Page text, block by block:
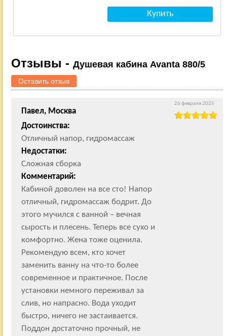
Отзывы - Душевая кабина Avanta 880/5
Оставить отзыв
Павел, Москва
Достоинства:
Отличный напор, гидромассаж
Недостатки:
Сложная сборка
Комментарий:
Кабиной доволен на все сто! Напор
отличный, гидромассаж бодрит. До
этого мучился с ванной – вечная
сырость и плесень. Теперь все сухо и
комфортно. Жена тоже оценила.
Рекомендую всем, кто хочет
заменить ванну на что-то более
современное и практичное. После
установки немного переживал за
слив, но напрасно. Вода уходит
быстро, ничего не застаивается.
Поддон достаточно прочный, не
26 февраля 2025